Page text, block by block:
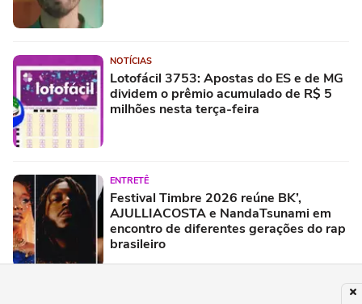
NOTÍCIAS
Lotofácil 3753: Apostas do ES e de MG
dividem o prêmio acumulado de R$ 5
milhões nesta terça-feira
ENTRETÊ
Festival Timbre 2026 reúne BK’,
AJULLIACOSTA e NandaTsunami em
encontro de diferentes gerações do rap
brasileiro